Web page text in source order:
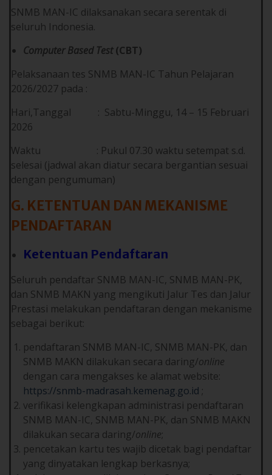
SNMB MAN-IC dilaksanakan secara serentak di
seluruh Indonesia.
Computer Based Test(CBT)
Pelaksanaan tes SNMB MAN-IC Tahun Pelajaran
2026/2027 pada :
Hari,Tanggal : Sabtu-Minggu, 14 – 15 Februari
2026
Waktu : Pukul 07.30 waktu setempat s.d.
selesai (jadwal akan diatur secara bergantian sesuai
dengan pengumuman)
G. KETENTUAN DAN MEKANISME
PENDAFTARAN
Ketentuan Pendaftaran
Seluruh pendaftar SNMB MAN-IC, SNMB MAN-PK,
dan SNMB MAKN yang mengikuti Jalur Tes dan Jalur
Prestasi melakukan pendaftaran dengan mekanisme
sebagai berikut:
pendaftaran SNMB MAN-IC, SNMB MAN-PK, dan
SNMB MAKN dilakukan secara daring/online
dengan cara mengakses ke alamat website:
https://snmb-madrasah.kemenag.go.id ;
verifikasi kelengkapan administrasi pendaftaran
SNMB MAN-IC, SNMB MAN-PK, dan SNMB MAKN
dilakukan secara daring/online;
pencetakan kartu tes wajib dicetak bagi pendaftar
yang dinyatakan lengkap berkasnya;